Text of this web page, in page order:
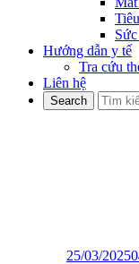
Hướng dẫn y tế
Tra cứu
Liên hệ
25/03/2025